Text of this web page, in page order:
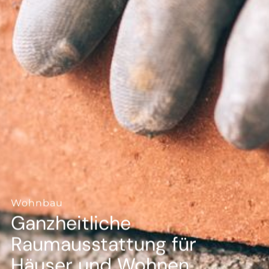
--
Wohnbau
Ganzheitliche
Raumausstattung für